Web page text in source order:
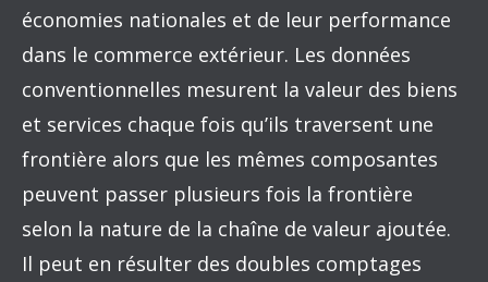
économies nationales et de leur performance
dans le commerce extérieur. Les données
conventionnelles mesurent la valeur des biens
et services chaque fois qu’ils traversent une
frontière alors que les mêmes composantes
peuvent passer plusieurs fois la frontière
selon la nature de la chaîne de valeur ajoutée.
Il peut en résulter des doubles comptages